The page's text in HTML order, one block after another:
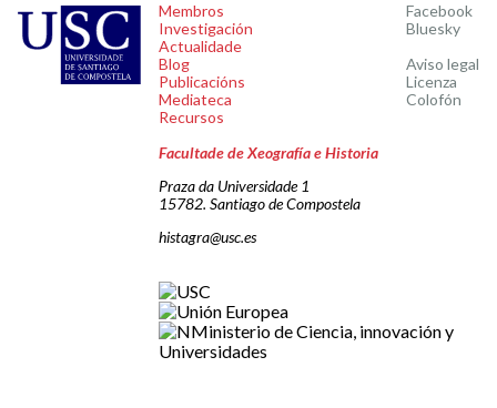
Membros
Investigación
Actualidade
Blog
Publicacións
Mediateca
Recursos
Facebook
Bluesky
Aviso legal
Licenza
Colofón
Facultade de Xeografía e Historia
Praza da Universidade 1
15782. Santiago de Compostela
histagra@usc.es